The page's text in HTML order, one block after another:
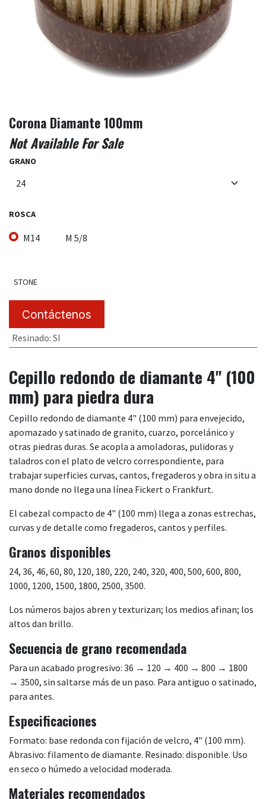
Corona Diamante 100mm
Not Available For Sale
GRANO
ROSCA
M14 M 5/8
STONE
Contáctenos
Resinado: SI
Cepillo redondo de diamante 4" (100
mm) para piedra dura
Cepillo redondo de diamante 4" (100 mm) para envejecido,
apomazado y satinado de granito, cuarzo, porcelánico y
otras piedras duras. Se acopla a amoladoras, pulidoras y
taladros con el plato de velcro correspondiente, para
trabajar superficies curvas, cantos, fregaderos y obra in situ a
mano donde no llega una línea Fickert o Frankfurt.
El cabezal compacto de 4" (100 mm) llega a zonas estrechas,
curvas y de detalle como fregaderos, cantos y perfiles.
Granos disponibles
24, 36, 46, 60, 80, 120, 180, 220, 240, 320, 400, 500, 600, 800,
1000, 1200, 1500, 1800, 2500, 3500.
Los números bajos abren y texturizan; los medios afinan; los
altos dan brillo.
Secuencia de grano recomendada
Para un acabado progresivo: 36 → 120 → 400 → 800 → 1800
→ 3500, sin saltarse más de un paso. Para antiguo o satinado,
para antes.
Especificaciones
Formato: base redonda con fijación de velcro, 4" (100 mm).
Abrasivo: filamento de diamante. Resinado: disponible. Uso
en seco o húmedo a velocidad moderada.
Materiales recomendados